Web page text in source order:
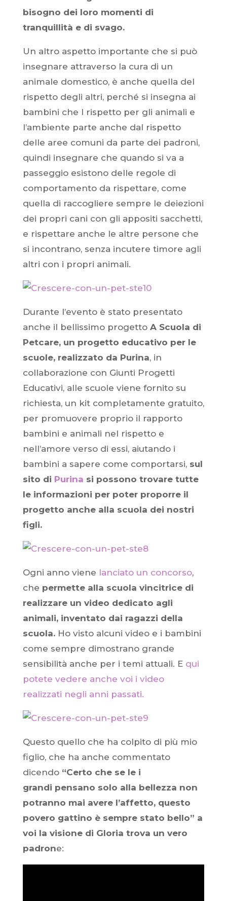
bisogno dei loro momenti di
tranquillità e di svago.
Un altro aspetto importante che si può
insegnare attraverso la cura di un
animale domestico, è anche quella del
rispetto degli altri, perché si insegna ai
bambini che l rispetto per gli animali e
l’ambiente parte anche dal rispetto
delle aree comuni da parte dei padroni,
quindi insegnare che quando si va a
passeggio esistono delle regole di
comportamento da rispettare, come
quella di raccogliere sempre le deiezioni
dei propri cani con gli appositi sacchetti,
e rispettare anche le altre persone che
si incontrano, senza incutere timore agli
altri con i propri animali.
Durante l’evento è stato presentato
anche il bellissimo progetto A Scuola di
Petcare, un progetto educativo per le
scuole, realizzato da Purina, in
collaborazione con Giunti Progetti
Educativi, alle scuole viene fornito su
richiesta, un kit completamente gratuito,
per promuovere proprio il rapporto
bambini e animali nel rispetto e
nell’amore verso di essi, aiutando i
bambini a sapere come comportarsi, sul
sito di Purina si possono trovare tutte
le informazioni per poter proporre il
progetto anche alla scuola dei nostri
figli.
Ogni anno viene lanciato un concorso,
che permette alla scuola vincitrice di
realizzare un video dedicato agli
animali, inventato dai ragazzi della
scuola.Ho visto alcuni video e i bambini
come sempre dimostrano grande
sensibilità anche per i temi attuali. E qui
potete vedere anche voi i video
realizzati negli anni passati.
Questo quello che ha colpito di più mio
figlio, che ha anche commentato
dicendo “Certo che se le i
grandi pensano solo alla bellezza non
potranno mai avere l’affetto, questo
povero gattino è sempre stato bello” a
voi la visione di Gloria trova un vero
padrone: